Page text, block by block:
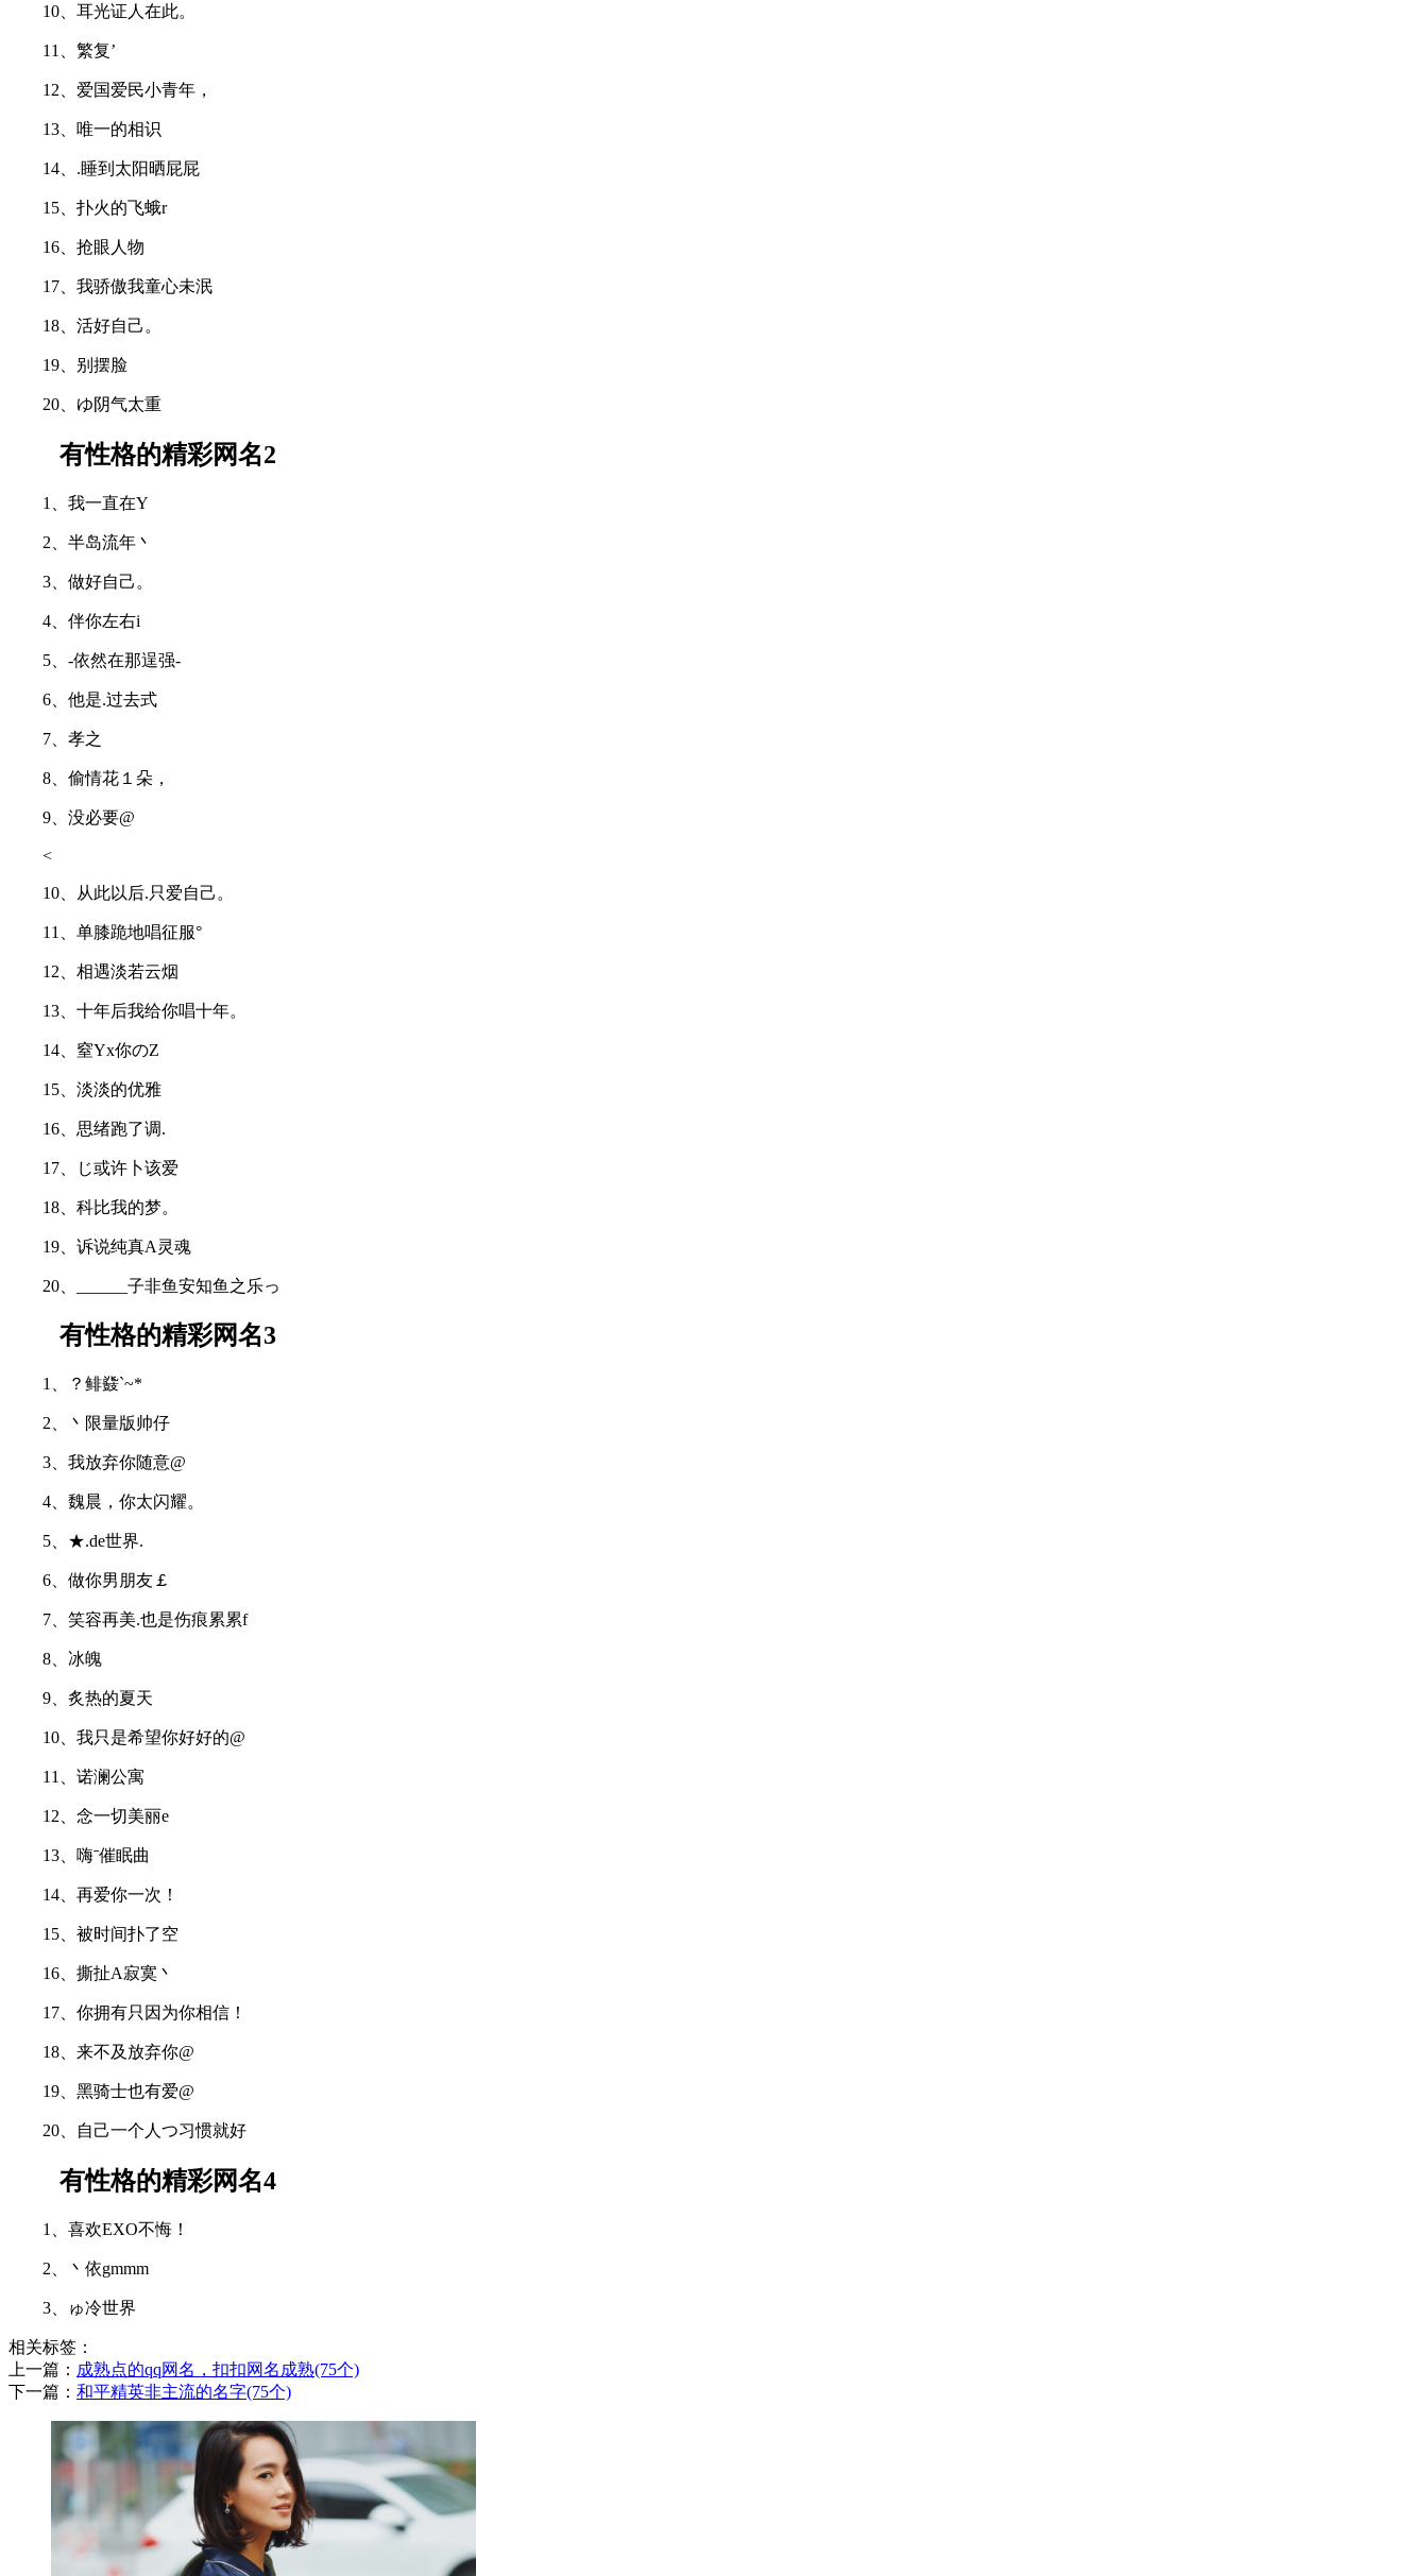
10、耳光证人在此。
11、繁复’
12、爱国爱民小青年，
13、唯一的相识
14、.睡到太阳晒屁屁
15、扑火的飞蛾r
16、抢眼人物
17、我骄傲我童心未泯
18、活好自己。
19、别摆脸
20、ゆ阴气太重
有性格的精彩网名2
1、我一直在Y
2、半岛流年丶
3、做好自己。
4、伴你左右i
5、-依然在那逞强-
6、他是.过去式
7、孝之
8、偷情花１朵，
9、没必要@
<
10、从此以后.只爱自己。
11、单膝跪地唱征服°
12、相遇淡若云烟
13、十年后我给你唱十年。
14、窒Yx你のZ
15、淡淡的优雅
16、思绪跑了调.
17、じ或许卜该爱
18、科比我的梦。
19、诉说纯真A灵魂
20、______子非鱼安知鱼之乐っ
有性格的精彩网名3
1、？鲱鼗`~*
2、丶限量版帅仔
3、我放弃你随意@
4、魏晨，你太闪耀。
5、★.de世界.
6、做你男朋友￡
7、笑容再美.也是伤痕累累f
8、冰魄
9、炙热的夏天
10、我只是希望你好好的@
11、诺澜公寓
12、念一切美丽e
13、嗨ˉ催眠曲
14、再爱你一次！
15、被时间扑了空
16、撕扯A寂寞丶
17、你拥有只因为你相信！
18、来不及放弃你@
19、黑骑士也有爱@
20、自己一个人つ习惯就好
有性格的精彩网名4
1、喜欢EXO不悔！
2、丶依gmmm
3、ゅ冷世界
相关标签：
上一篇： ​成熟点的qq网名，扣扣网名成熟(75个)
下一篇： ​和平精英非主流的名字(75个)